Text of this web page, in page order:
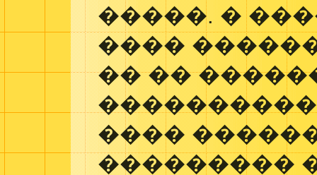
�����. �
����
�� ��
����
���������